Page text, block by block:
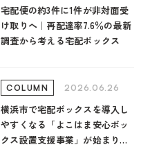
宅配便の約3件に1件が非対面受
け取りへ｜再配達率7.6％の最新
調査から考える宅配ボックス
2026.06.26
COLUMN
横浜市で宅配ボックスを導入し
やすくなる「よこはま安心ボッ
クス設置支援事業」が始まりま